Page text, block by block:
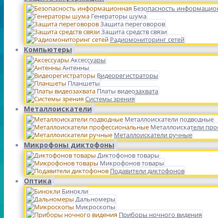
Безопасность
Генераторы шума
Защита переговоров
Защита средств связи
Радиомониторинг сетей
Компьютеры
Аксессуары
Антенны
Видеорегистраторы
Планшеты
Платы видеозахвата
Системы зрения
Металлоискатели
Металлоискатели подводные
Металлоискатели
Металлоискатели ручные
Микрофоны диктофоны
Диктофонов товары
Микрофонов товары
Подавители диктофонов
Оптика
Бинокли
Дальномеры
Микроскопы
Приборы ночного видения